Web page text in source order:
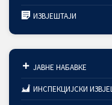
ИЗВЈЕШТАЈИ
ЈАВНЕ НАБАВКЕ
ИНСПЕКЦИЈСКИ